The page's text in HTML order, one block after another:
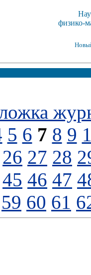
физико-
5 6 7 8 9
26 27 28
45 46 47
59 60 61